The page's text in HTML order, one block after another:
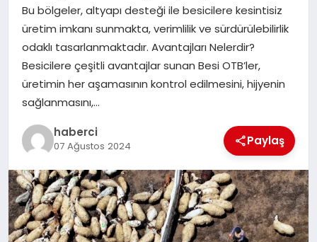
SIYASET
SPOR
TEKNOLOJI
YAŞAM
Bu bölgeler, altyapı desteği ile besicilere kesintisiz
üretim imkanı sunmakta, verimlilik ve sürdürülebilirlik
odaklı tasarlanmaktadır. Avantajları Nelerdir?
Besicilere çeşitli avantajlar sunan Besi OTB’ler,
üretimin her aşamasının kontrol edilmesini, hijyenin
sağlanmasını,…
haberci
07 Ağustos 2024 Paylaş